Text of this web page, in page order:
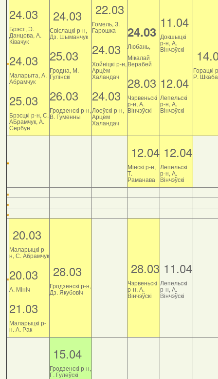
24.03
Брэст, Э.
Данцова, А.
Ківачук
24.03
Маларыта, А.
Абрамчук
25.03
Брэсцкі р-н, С.
АБрамчук, А.
Сербун
24.03
Свіслацкі р-н,
Дз. Шыманчук
25.03
Гродна, М.
Гулінскі
26.03
Гродзенскі р-н,
В. Гуменны
22.03
Гомель, З.
Гарошка
24.03
Хойніцкі р-н,
Арцём
Халандач
24.03
Лоеўскі р-н,
Арцём
Халандач
24.03
Любань,
Мікалай
Верабей
28.03
Чэрвеньскі
р-н, А.
Вінчэўскі
11.04
Докшыцкі
р-н, А.
Вінчэўскі
12.04
Лепельскі
р-н, А.
Вінчэўскі
Горацкі
Р.
12.04
Мінскі р-н,
Т.
Раманава
12.04
Лепельскі
р-н, А.
Вінчэўскі
20.03
Маларыцкі р-
н, С. Абрамчук
20.03
А. Мініч
21.03
Маларыцкі р-
н. А. Рак
28.03
Гродзенскі р-н,
Дз. Якубовіч
28.03
Чэрвеньскі
р-н, А.
Вінчэўскі
11.04
Лепельскі
р-н, А.
Вінчэўскі
15.04
Гродзенскі р-н,
Г. Гулеўскі